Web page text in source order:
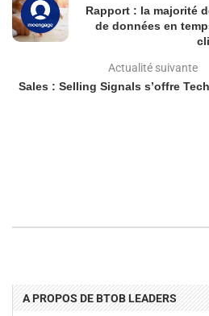
Rapport : la majorité
de données en
Actualité suivante
Sales : Selling Signals s’offre
A PROPOS DE BTOB LEADERS